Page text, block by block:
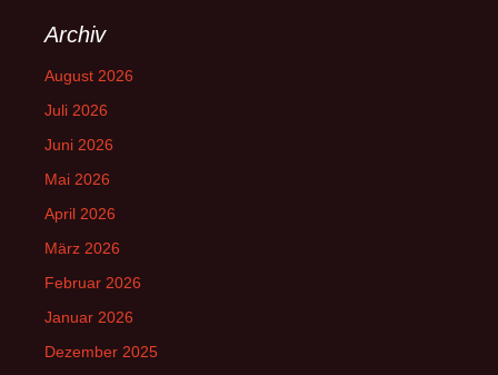
Archiv
August 2026
Juli 2026
Juni 2026
Mai 2026
April 2026
März 2026
Februar 2026
Januar 2026
Dezember 2025